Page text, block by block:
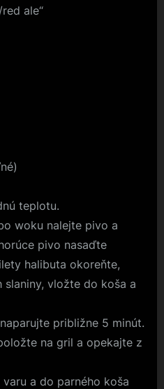
ale“
teplotu.
woku nalejte pivo a
pivo nasaďte
halibuta okoreňte,
vložte do koša a
približne 5 minút.
na gril a opekajte z
a do parného koša